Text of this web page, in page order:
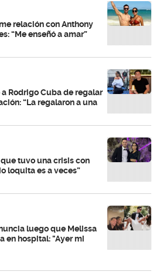
relación con Anthony
“Me enseñó a amar”
Rodrigo Cuba de regalar
“La regalaron a una
tuvo una crisis con
loquita es a veces”
luego que Melissa
en hospital: "Ayer mi